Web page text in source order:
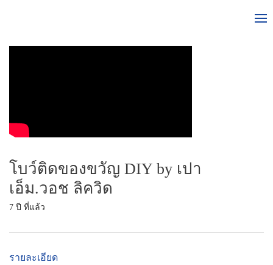
โบว์ติดของขวัญ DIY by เปา
เอ็ม.วอช ลิควิด
7 ปี ที่แล้ว
รายละเอียด